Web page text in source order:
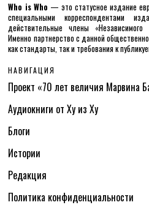
Who is Who — это статусное издание
специальными корреспондентами
действительные члены «Независимого
Именно партнерство с данной
как стандарты, так и требования к
НАВИГАЦИЯ
Проект «70 лет величия Марвина
Аудиокниги от Ху из Ху
Блоги
Истории
Редакция
Политика конфиденциальности